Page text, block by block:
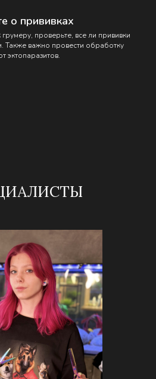
о прививках
проверьте, все ли прививки
Также важно провести обработку
эктопаразитов.